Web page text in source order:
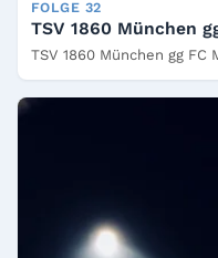
FOLGE 32
TSV 1860 München
TSV 1860 München gg